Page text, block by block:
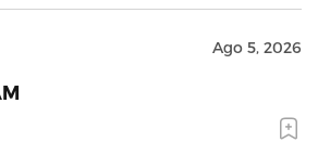
Ago 5, 2026